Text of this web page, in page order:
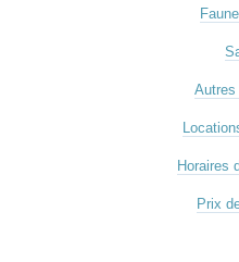
Horaires
Prix